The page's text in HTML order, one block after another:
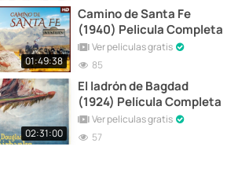
01:49:38
Camino de Santa Fe
(1940) Pelicula Completa
Ver películas gratis
85
02:31:00
El ladrón de Bagdad
(1924) Película Completa
Ver películas gratis
57